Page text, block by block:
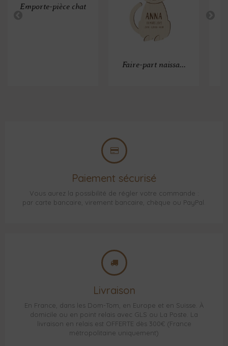
Emporte-pièce chat
Faire-part naissa...
Paiement sécurisé
Vous aurez la possibilité de régler votre commande :
par carte bancaire, virement bancaire, chèque ou PayPal.
Livraison
En France, dans les Dom-Tom, en Europe et en Suisse. À
domicile ou en point relais avec GLS ou La Poste. La
livraison en relais est OFFERTE dès 300€ (France
métropolitaine uniquement)